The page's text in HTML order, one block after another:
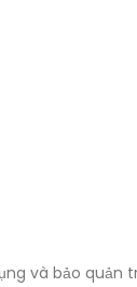
và bảo quản